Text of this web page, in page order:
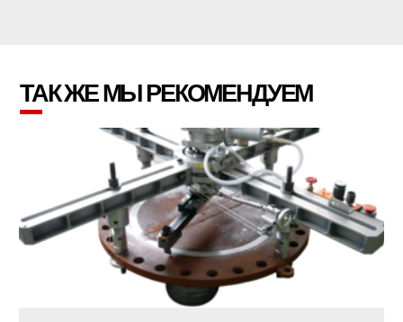
ТАК ЖЕ МЫ РЕКОМЕНДУЕМ
ПРОСМОТР ПРОДУКТОВ